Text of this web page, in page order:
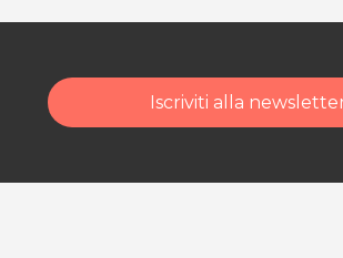
Iscriviti alla